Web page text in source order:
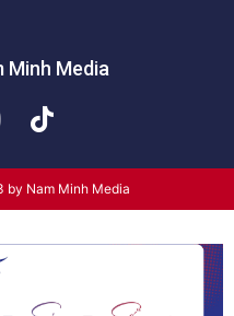
Minh Media
Nam Minh Media